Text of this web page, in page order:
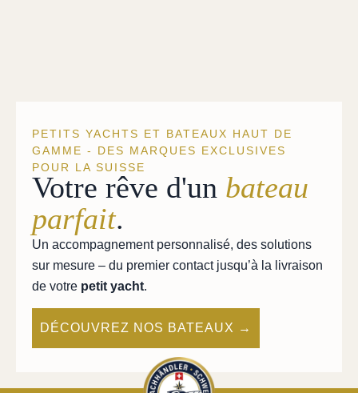
PETITS YACHTS ET BATEAUX HAUT DE
GAMME - DES MARQUES EXCLUSIVES
POUR LA SUISSE
Votre rêve d'un bateau
parfait.
Un accompagnement personnalisé, des solutions
sur mesure – du premier contact jusqu’à la livraison
de votre petit yacht.
DÉCOUVREZ NOS BATEAUX →